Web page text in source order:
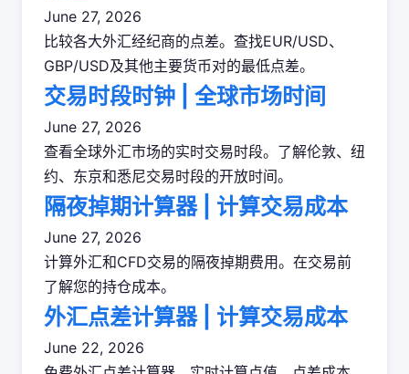
June 27, 2026
比较各大外汇经纪商的点差。查找EUR/USD、
GBP/USD及其他主要货币对的最低点差。
交易时段时钟 | 全球市场时间
June 27, 2026
查看全球外汇市场的实时交易时段。了解伦敦、纽
约、东京和悉尼交易时段的开放时间。
隔夜掉期计算器 | 计算交易成本
June 27, 2026
计算外汇和CFD交易的隔夜掉期费用。在交易前
了解您的持仓成本。
外汇点差计算器 | 计算交易成本
June 22, 2026